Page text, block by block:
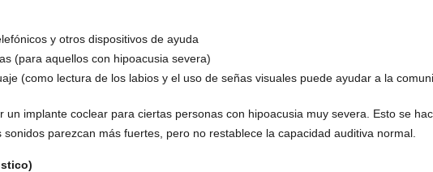
y otros dispositivos de ayuda
(para aquellos con hipoacusia severa)
(como lectura de los labios y el uso de señas visuales puede ayudar a la
un implante coclear para ciertas personas con hipoacusia muy severa. Esto se
sonidos parezcan más fuertes, pero no restablece la capacidad auditiva normal.